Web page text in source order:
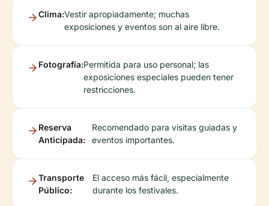
Clima:Vestir apropiadamente; muchas
exposiciones y eventos son al aire libre.
Fotografía:Permitida para uso personal; las
exposiciones especiales pueden tener
restricciones.
Reserva
Anticipada:
Recomendado para visitas guiadas y
eventos importantes.
Transporte
Público:
El acceso más fácil, especialmente
durante los festivales.